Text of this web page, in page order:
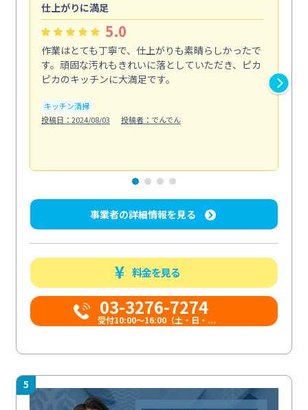
仕上がりに満足
5.0
作業はとても丁寧で、仕上がりも素晴らしかったで
す。頑固な汚れもきれいに落としていただき、ピカ
ピカのキッチンに大満足です。
キッチン清掃
投稿日：2024/08/03
投稿者：でんでん
事業者の詳細情報を見る
料金を見る
03-3276-7274
受付10:00〜16:00（土・日・...
5